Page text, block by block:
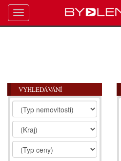
VYHLEDÁVÁNÍ
Toggle
navigation